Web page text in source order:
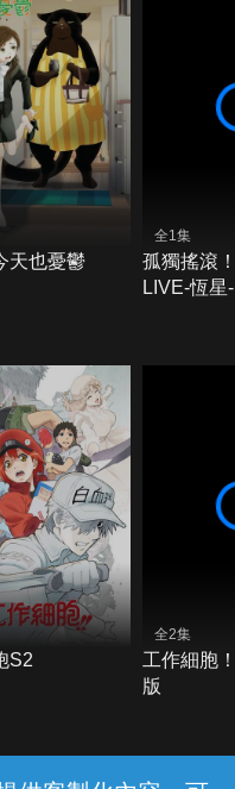
天也憂鬱
全1集
孤獨搖滾
LIVE-恆星-
S2
全2集
工作細胞
版